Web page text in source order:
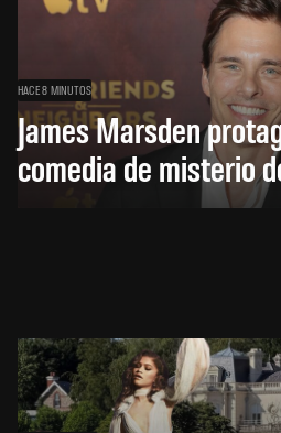
HACE 8 MINUTOS
James Marsden
comedia de misterio